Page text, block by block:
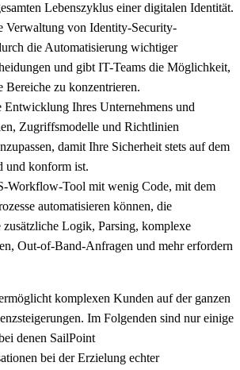
Lebenszyklus einer digitalen Identität.
Verwaltung von Identity-Security-
die Automatisierung wichtiger
und gibt IT-Teams die Möglichkeit,
Bereiche zu konzentrieren.
Entwicklung Ihres Unternehmens und
Zugriffsmodelle und Richtlinien
damit Ihre Sicherheit stets auf dem
und konform ist.
Workflow-Tool mit wenig Code, mit dem
automatisieren können, die
zusätzliche Logik, Parsing, komplexe
Out-of-Band-Anfragen und mehr erfordern
komplexen Kunden auf der ganzen
Im Folgenden sind nur einige
denen SailPoint
bei der Erzielung echter